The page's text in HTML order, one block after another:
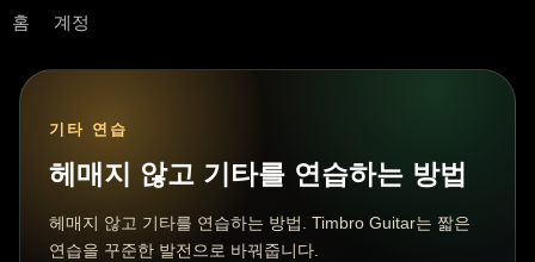
홈 계정
기타 연습
헤매지 않고 기타를 연습하는 방법
헤매지 않고 기타를 연습하는 방법. Timbro Guitar는 짧은
연습을 꾸준한 발전으로 바꿔줍니다.